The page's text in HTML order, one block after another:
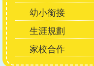
幼小銜接
生涯規劃
家校合作